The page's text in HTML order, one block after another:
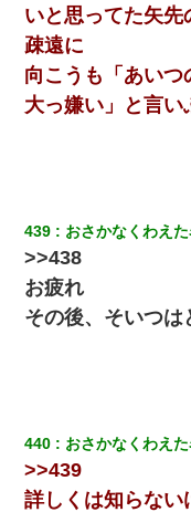
いと思ってた矢先
疎遠に
向こうも「あいつ
大っ嫌い」と言
439 おさかなくわえ
>>438
お疲れ
その後、そいつは
440 おさかなくわえ
>>439
詳しくは知らない